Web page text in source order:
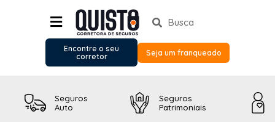
Encontre o seu
corretor
Seja um franqueado
Seguros
Auto
Seguros
Patrimoniais